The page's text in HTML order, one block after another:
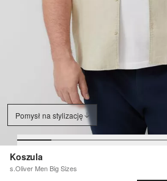
Pomysł na stylizację
Koszula
s.Oliver Men Big Sizes